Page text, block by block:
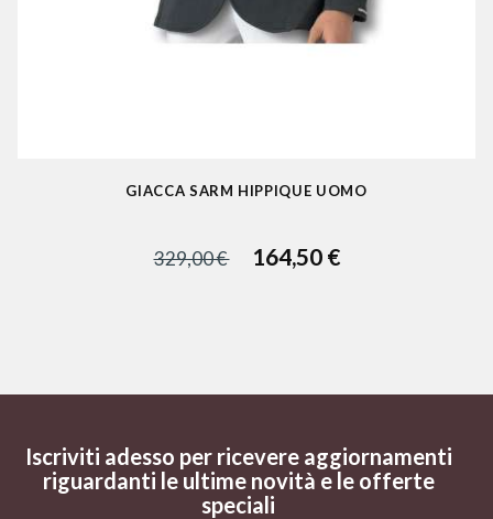
GIACCA SARM HIPPIQUE UOMO
329,00 € 164,50 €
Iscriviti adesso per ricevere aggiornamenti
riguardanti le ultime novità e le offerte
speciali